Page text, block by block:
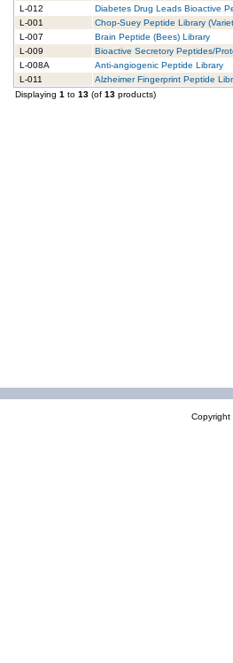
L-012
Diabetes Drug Leads Bioactive
L-001
Chop-Suey Peptide Library
L-007
Brain Peptide (Bees) Library
L-009
Bioactive Secretory Peptides/
L-008A
Anti-angiogenic Peptide Library
L-011
Alzheimer Fingerprint Peptide
Displaying 1 to 13 (of 13 products)